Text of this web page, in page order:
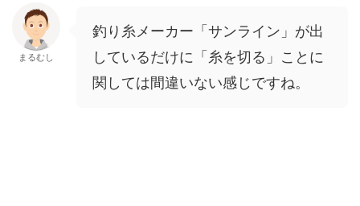
まるむし
釣り糸メーカー「サンライン」が出
しているだけに「糸を切る」ことに
関しては間違いない感じですね。